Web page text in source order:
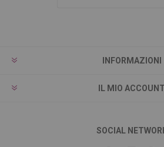
INFORMAZIONI
IL MIO ACCOUNT
SOCIAL